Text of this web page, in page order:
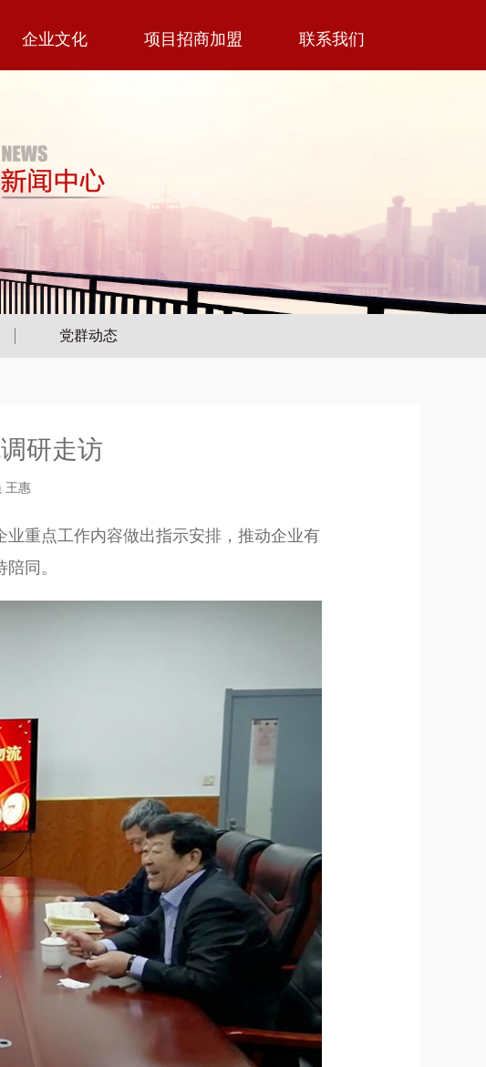
企业文化 项目招商加盟 联系我们
党群动态
研走访
王惠
重点工作内容做出指示安排，推动企业有
同。